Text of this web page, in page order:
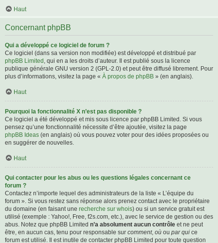
Haut
Concernant phpBB
Qui a développé ce logiciel de forum ?
Ce logiciel (dans sa version non modifiée) est développé et distribué par
phpBB Limited , qui en a les droits d’auteur. Il est publié sous la licence
publique générale GNU version 2 (GPL-2.0) et peut être diffusé librement. Pour
plus d’informations, visitez la page « À propos de phpBB » (en anglais).
Haut
Pourquoi la fonctionnalité X n’est pas disponible ?
Ce logiciel a été développé et mis sous licence par phpBB Limited. Si vous
pensez qu’une fonctionnalité nécessite d’être ajoutée, visitez la page
phpBB Ideas (en anglais) où vous pouvez voter pour des idées proposées ou
en suggérer de nouvelles.
Haut
Qui contacter pour les abus ou les questions légales concernant ce
forum ?
Contactez n’importe lequel des administrateurs de la liste « L’équipe du
forum ». Si vous restez sans réponse alors prenez contact avec le propriétaire
du domaine (en faisant une recherche sur whois) ou si un service gratuit est
utilisé (exemple : Yahoo!, Free, f2s.com, etc.), avec le service de gestion ou des
abus. Notez que phpBB Limited n’a absolument aucun contrôle et ne peut
être, en aucun cas, tenu pour responsable sur comment, où ou par qui ce
forum est utilisé. Il est inutile de contacter phpBB Limited pour toute question